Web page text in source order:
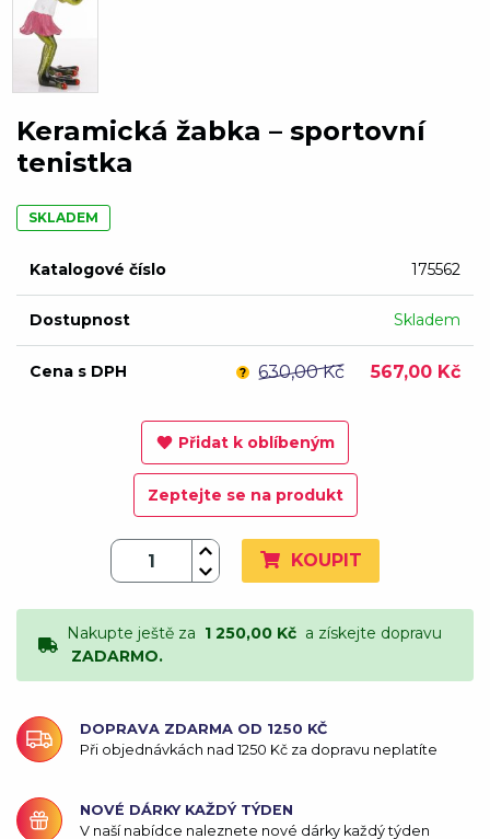
Keramická žabka – sportovní
tenistka
SKLADEM
Katalogové číslo 175562
Dostupnost Skladem
Cena s DPH ? 630,00 Kč 567,00 Kč
Přidat k oblíbeným
Zeptejte se na produkt
KOUPIT
Nakupte ještě za 1 250,00 Kč a získejte dopravu
ZADARMO.
DOPRAVA ZDARMA OD 1250 KČ
Při objednávkách nad 1250 Kč za dopravu neplatíte
NOVÉ DÁRKY KAŽDÝ TÝDEN
V naší nabídce naleznete nové dárky každý týden